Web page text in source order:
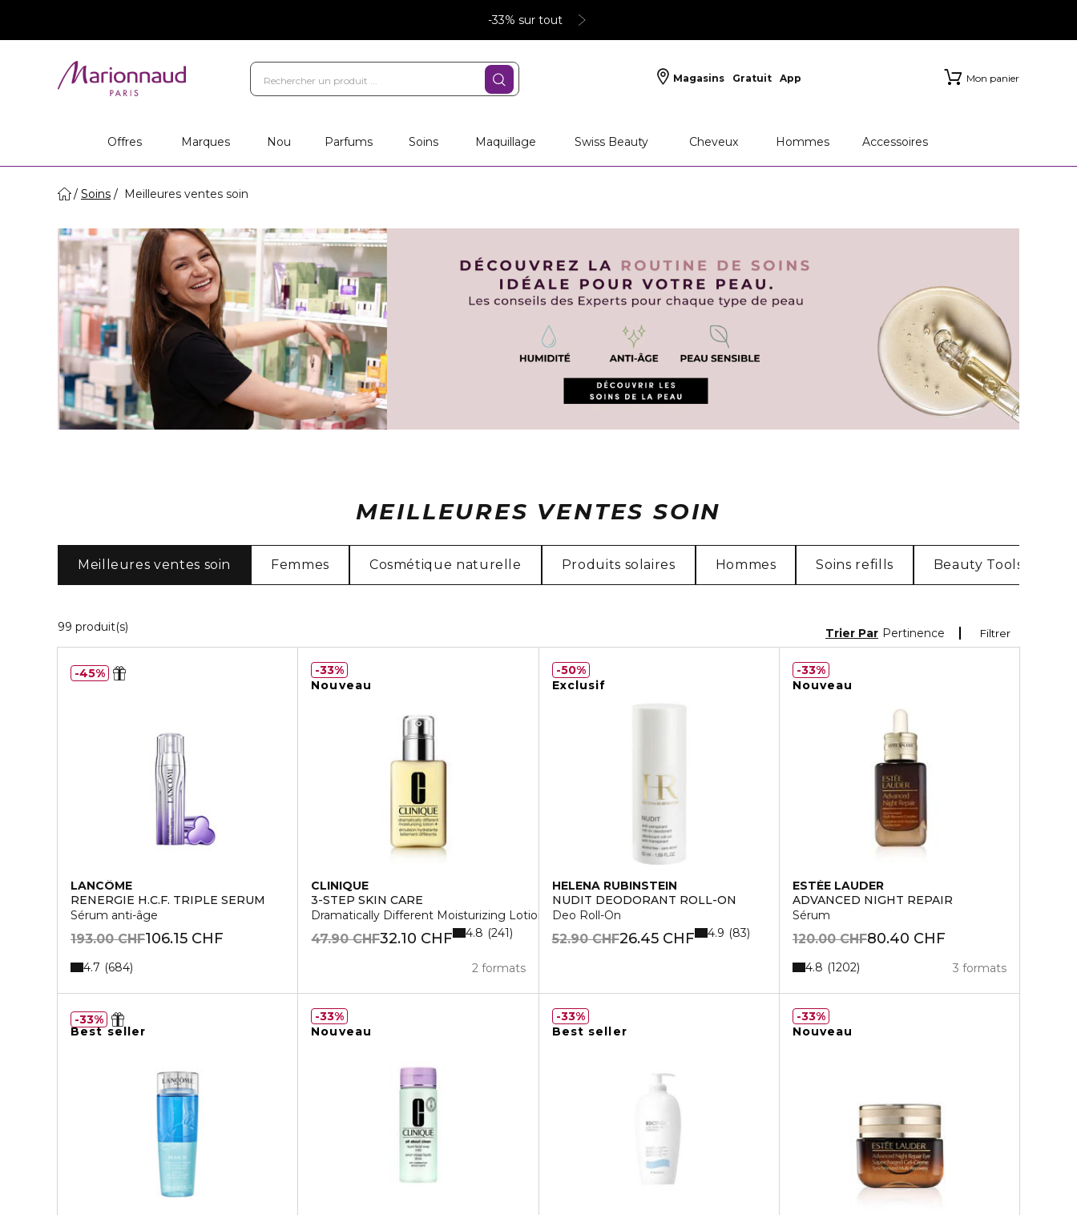
-33% sur tout
Magasins Gratuit App Mon panier
Offres Marques Nou Parfums Soins Maquillage Swiss Beauty Cheveux Hommes Accessoires
Soins Meilleures ventes soin
MEILLEURES VENTES SOIN
Meilleures ventes soin Femmes Cosmétique naturelle Produits solaires Hommes Soins refills Beauty Tools
99 produit(s) Filtrer
Trier Par Pertinence
LANCÔME
RENERGIE H.C.F. TRIPLE SERUM
Sérum anti-âge
106.15 CHF
193.00 CHF
4.7 684
45%
Nouveau
CLINIQUE
3-STEP SKIN CARE
Dramatically Different Moisturizing Lotion+
32.10 CHF
47.90 CHF
2 formats
4.8 241
33%
Exclusif
HELENA RUBINSTEIN
NUDIT DEODORANT ROLL-ON
Deo Roll-On
26.45 CHF
52.90 CHF 4.9 83
50%
Nouveau
ESTÉE LAUDER
ADVANCED NIGHT REPAIR
Sérum
80.40 CHF
120.00 CHF
3 formats
4.8 1202
33%
Best seller
33%
Nouveau
33%
Best seller
33%
Nouveau
33%